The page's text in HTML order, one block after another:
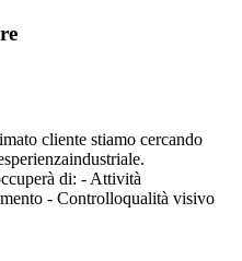
cliente stiamo cercando
di: - Attività
- Controlloqualità visivo